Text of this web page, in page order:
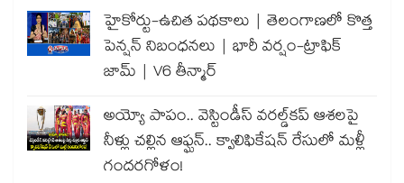
హైకోర్టు-ఉచిత పథకాలు | తెలంగాణలో కొత్త
పెన్షన్ నిబంధనలు | భారీ వర్షం-ట్రాఫిక్
జామ్ | V6 తీన్మార్
అయ్యో పాపం.. వెస్టిండీస్ వరల్డ్‌కప్ ఆశలపై
నీళ్లు చల్లిన ఆఫ్ఘన్.. క్వాలిఫికేషన్ రేసులో మళ్లీ
గందరగోళం!